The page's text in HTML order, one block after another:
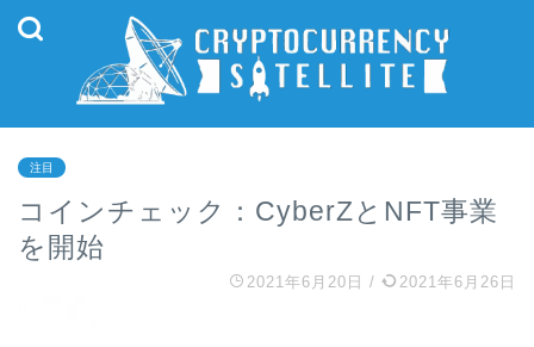
注目
コインチェック：CyberZとNFT事業
を開始
2021年6月20日 / 2021年6月26日